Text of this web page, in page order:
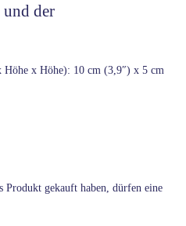
der
Höhe x Höhe): 10 cm (3,9″) x 5 cm
Produkt gekauft haben, dürfen eine